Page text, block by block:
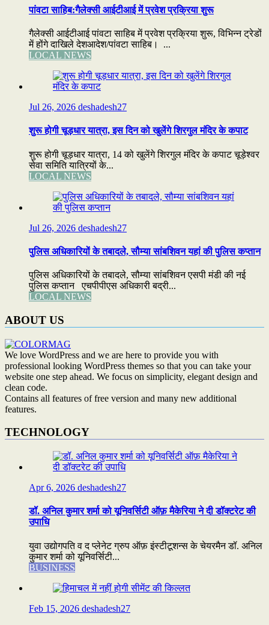
पांवटा साहिब:गैलेक्सी आईटीआई में प्रवेश प्रक्रिया शुरू
गैलेक्सी आईटीआई पांवटा साहिब में प्रवेश प्रक्रिया शुरू, विभिन्न ट्रेडों
में होंगे दाखिले देशआदेश/पांवटा साहिब। ...
LOCAL NEWS
Jul 26, 2026 deshadesh27
शुरू होगी चूड़धार यात्रा, इस दिन को खुलेंगे शिरगुल मंदिर के कपाट
शुरू होगी चूड़धार यात्रा, 14 को खुलेंगे शिरगुल मंदिर के कपाट चूड़ेश्वर
सेवा समिति यात्रियों के...
LOCAL NEWS
Jul 26, 2026 deshadesh27
पुलिस अधिकारियों के तबादले, सौम्या सांबशिवन यहां की पुलिस कप्तान
पुलिस अधिकारियों के तबादले, सौम्या सांबशिवन एसपी मंडी की नई
पुलिस कप्तान एचपीपीएस अधिकारी बद्री...
LOCAL NEWS
ABOUT US
We love WordPress and we are here to provide you with
professional looking WordPress themes so that you can take your
website one step ahead. We focus on simplicity, elegant design and
clean code.
Contains all features of free version and many new additional
features.
TECHNOLOGY
Apr 6, 2026 deshadesh27
डॉ. अनिल कुमार शर्मा को यूनिवर्सिटी ऑफ़ मैकेरिया ने दी डॉक्टरेट की
उपाधि
युवा उद्योगपति व द प्लेनेट ग्रुप ऑफ़ इंस्टीटूशन्स के चेयरमैन डॉ. अनिल
कुमार शर्मा को यूनिवर्सिटी...
BUSINESS
Feb 15, 2026 deshadesh27